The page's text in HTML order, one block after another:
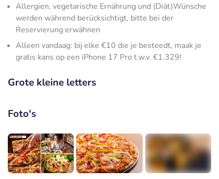
Allergien, vegetarische Ernährung und (Diät)Wünsche
werden während berücksichtigt, bitte bei der
Reservierung erwähnen
Alleen vandaag: bij elke €10 die je besteedt, maak je
gratis kans op een iPhone 17 Pro t.w.v. €1.329!
Grote kleine letters
Foto's